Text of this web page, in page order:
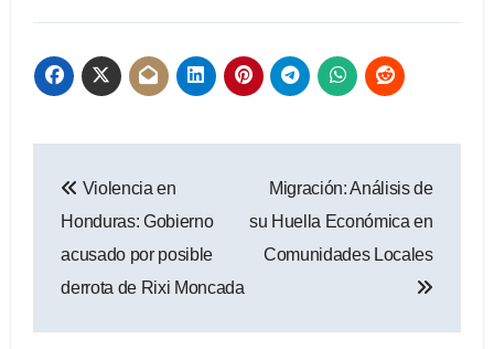
de
entradas
Violencia en
Honduras: Gobierno
acusado por posible
derrota de Rixi Moncada
Migración: Análisis de
su Huella Económica en
Comunidades Locales